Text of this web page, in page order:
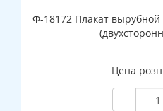
Ф-18172 Плакат
Цена
−